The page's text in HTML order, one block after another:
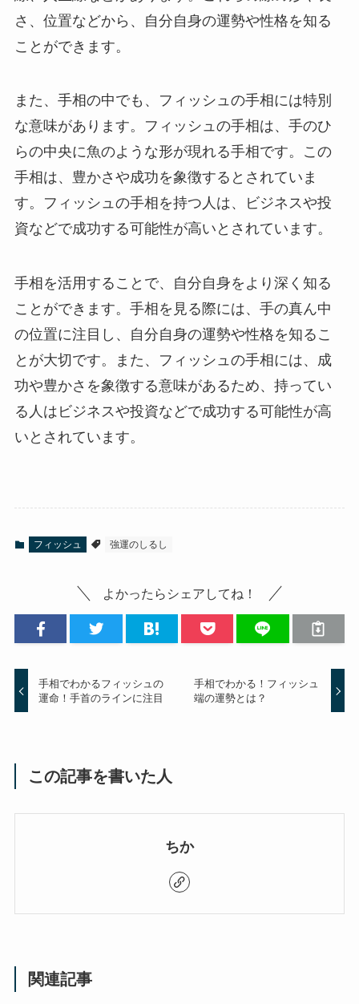
さ、位置などから、自分自身の運勢や性格を知る
ことができます。
また、手相の中でも、フィッシュの手相には特別
な意味があります。フィッシュの手相は、手のひ
らの中央に魚のような形が現れる手相です。この
手相は、豊かさや成功を象徴するとされていま
す。フィッシュの手相を持つ人は、ビジネスや投
資などで成功する可能性が高いとされています。
手相を活用することで、自分自身をより深く知る
ことができます。手相を見る際には、手の真ん中
の位置に注目し、自分自身の運勢や性格を知るこ
とが大切です。また、フィッシュの手相には、成
功や豊かさを象徴する意味があるため、持ってい
る人はビジネスや投資などで成功する可能性が高
いとされています。
フィッシュ 強運のしるし
よかったらシェアしてね！
手相でわかるフィッシュの
運命！手首のラインに注目
手相でわかる！フィッシュ
端の運勢とは？
この記事を書いた人
ちか
関連記事